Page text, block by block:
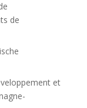
de
et